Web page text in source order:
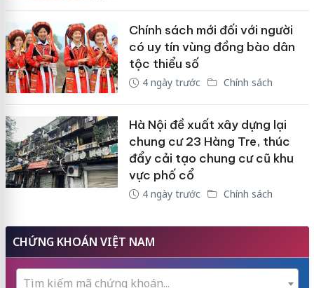
Chính sách mới đối với người
có uy tín vùng đồng bào dân
tộc thiểu số
4 ngày trước Chính sách
Hà Nội đề xuất xây dựng lại
chung cư 23 Hàng Tre, thúc
đẩy cải tạo chung cư cũ khu
vực phố cổ
4 ngày trước Chính sách
CHỨNG KHOÁN VIỆT NAM
Tìm kiếm mã chứng khoán...